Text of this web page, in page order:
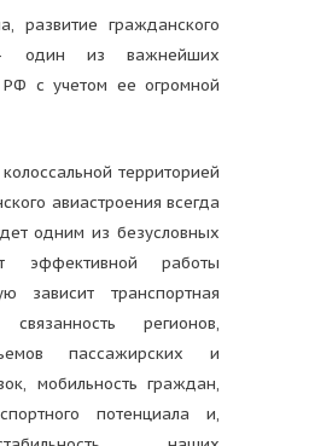
развитие гражданского
— один из важнейших
РФ с учетом ее огромной
территорией
авиастроения всегда
одним из безусловных
эффективной работы
зависит транспортная
регионов,
пассажирских и
мобильность граждан,
потенциала и,